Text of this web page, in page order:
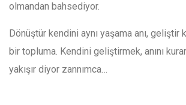
olmandan bahsediyor.
Dönüştür kendini aynı yaşama anı, geliştir
bir topluma. Kendini geliştirmek, anını
yakışır diyor zannımca…